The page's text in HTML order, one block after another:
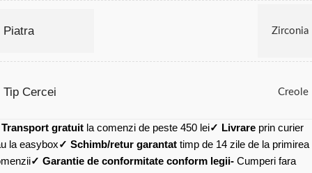
Piatra Zirconia
Tip Cercei Creole
Transport gratuit la comenzi de peste 450 lei✓ Livrare prin curier
la easybox✓ Schimb/retur garantat timp de 14 zile de la primirea
✓ Garantie de conformitate conform legii- Cumperi fara